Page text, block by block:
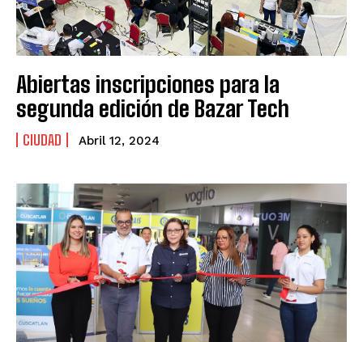
Abiertas inscripciones para la
segunda edición de Bazar Tech
CIUDAD Abril 12, 2024